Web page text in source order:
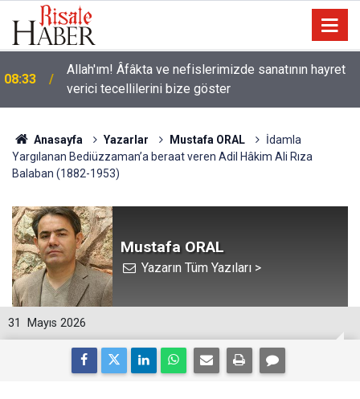
08:33
Allah'ım! Âfâkta ve nefislerimizde sanatının hayret
verici tecellilerini bize göster
Anasayfa Yazarlar Mustafa ORAL
İdamla
Yargılanan Bediüzzaman’a beraat veren Adil Hâkim Ali Rıza
Balaban (1882-1953)
Mustafa ORAL
Yazarın Tüm Yazıları >
31 Mayıs 2026